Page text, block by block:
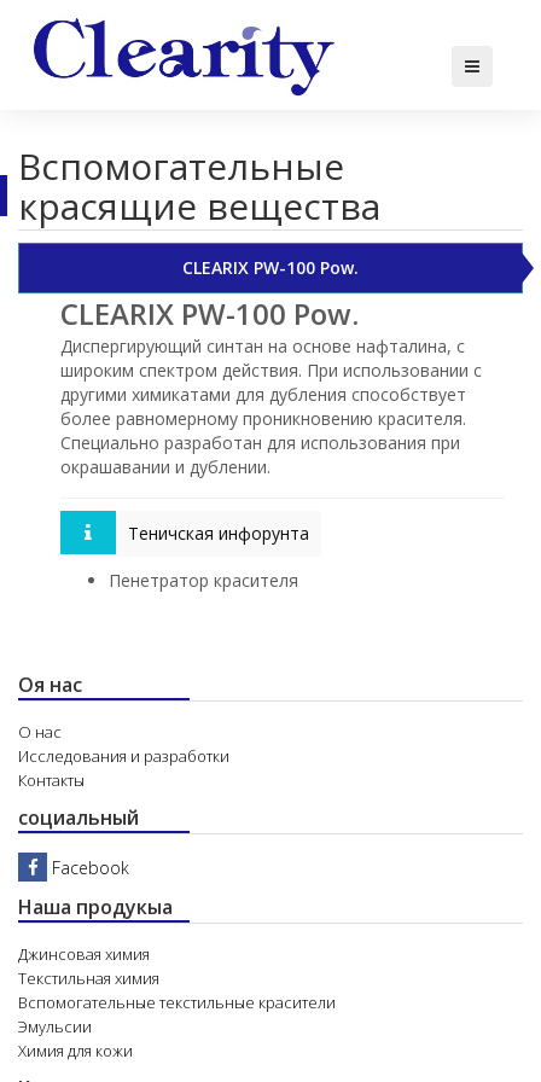
Вспомогательные
красящие вещества
CLEARIX PW-100 Pow.
CLEARIX PW-100 Pow.
Диспергирующий синтан на основе нафталина, с
широким спектром действия. При использовании с
другими химикатами для дубления способствует
более равномерному проникновению красителя.
Специально разработан для использования при
окрашавании и дублении.
Теничская инфорунта
Пенетратор красителя
Оя нас
О нас
Исследования и разработки
Контакты
социальный
Facebook
Наша продукыа
Джинсовая химия
Текстильная химия
Вспомогательные текстильные красители
Эмульсии
Химия для кожи